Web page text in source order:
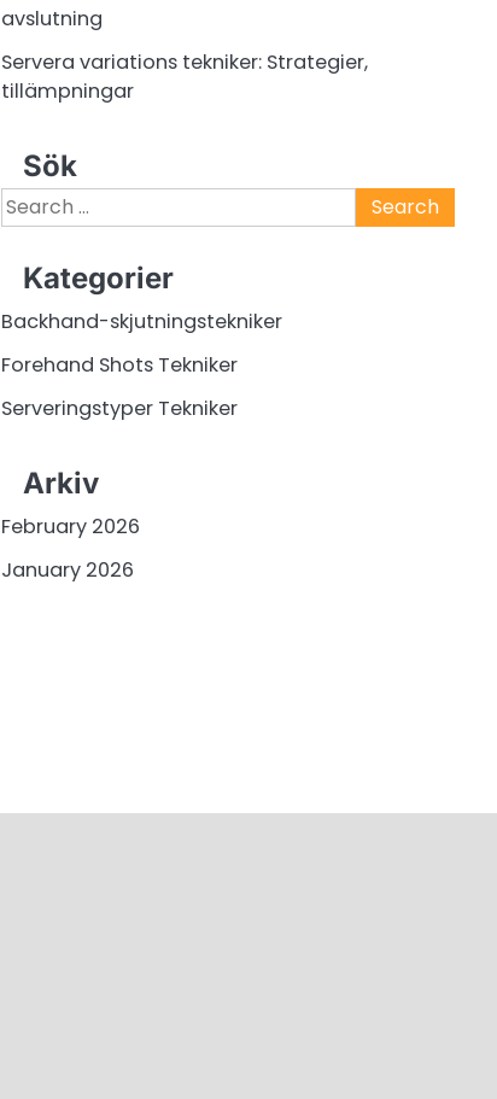
avslutning
Servera variations tekniker: Strategier,
tillämpningar
Sök
Search
for:
Kategorier
Backhand-skjutningstekniker
Forehand Shots Tekniker
Serveringstyper Tekniker
Arkiv
February 2026
January 2026